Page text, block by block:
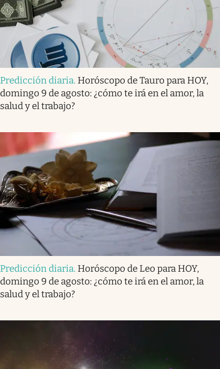
Predicción diaria. Horóscopo de Tauro para HOY,
domingo 9 de agosto: ¿cómo te irá en el amor, la
salud y el trabajo?
Predicción diaria. Horóscopo de Leo para HOY,
domingo 9 de agosto: ¿cómo te irá en el amor, la
salud y el trabajo?